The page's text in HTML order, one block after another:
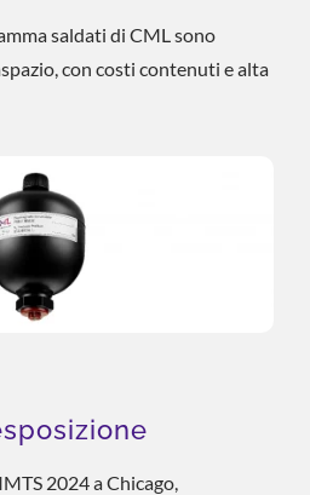
saldati di CML sono
con costi contenuti e alta
2024 a Chicago,